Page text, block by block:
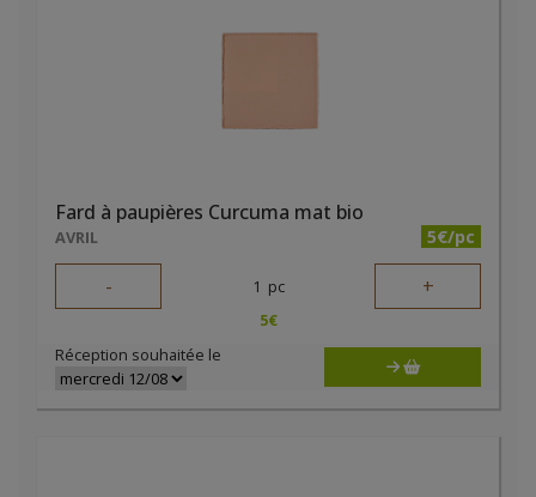
Fard à paupières Curcuma mat bio
AVRIL 5€/pc
- 1 pc +
5€
Réception souhaitée le